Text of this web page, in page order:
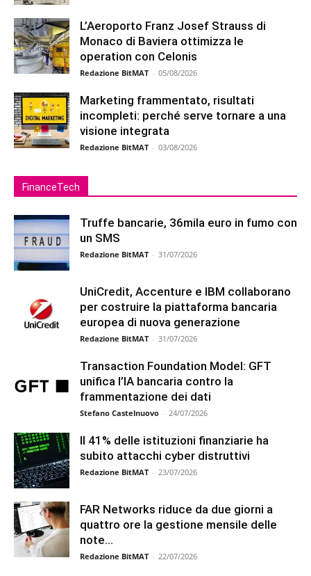
L’Aeroporto Franz Josef Strauss di
Monaco di Baviera ottimizza le
operation con Celonis
Redazione BitMAT - 05/08/2026
Marketing frammentato, risultati
incompleti: perché serve tornare a una
visione integrata
Redazione BitMAT - 03/08/2026
FinanceTech
Truffe bancarie, 36mila euro in fumo con
un SMS
Redazione BitMAT - 31/07/2026
UniCredit, Accenture e IBM collaborano
per costruire la piattaforma bancaria
europea di nuova generazione
Redazione BitMAT - 31/07/2026
Transaction Foundation Model: GFT
unifica l’IA bancaria contro la
frammentazione dei dati
Stefano Castelnuovo - 24/07/2026
Il 41% delle istituzioni finanziarie ha
subito attacchi cyber distruttivi
Redazione BitMAT - 23/07/2026
FAR Networks riduce da due giorni a
quattro ore la gestione mensile delle
note...
Redazione BitMAT - 22/07/2026